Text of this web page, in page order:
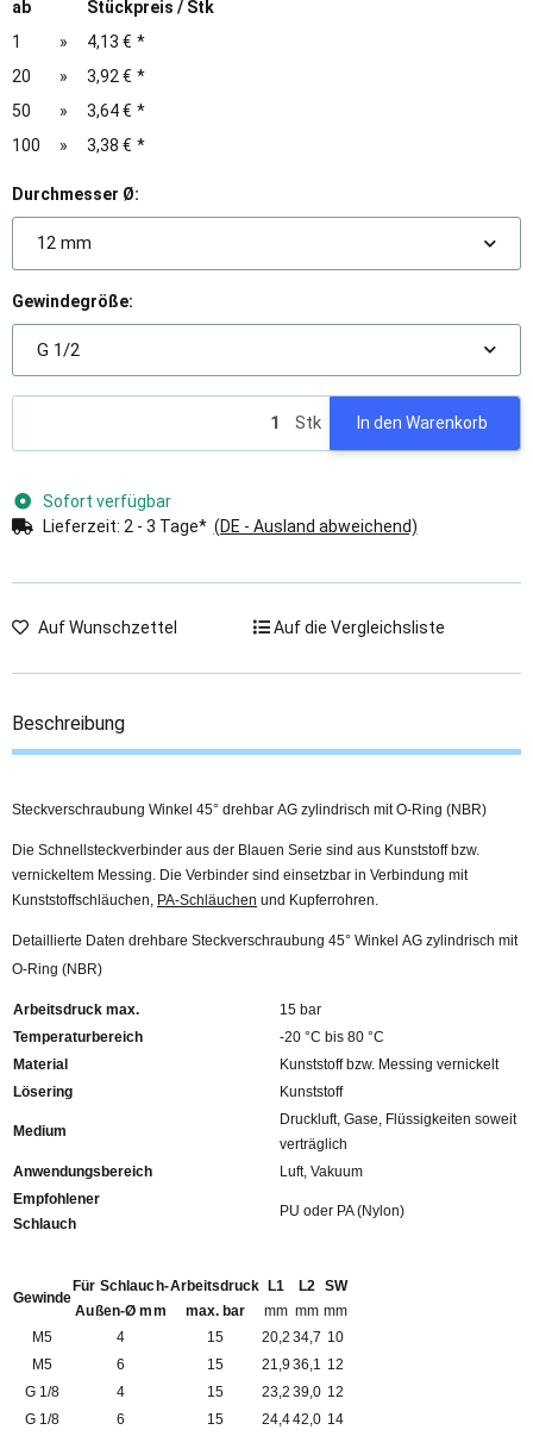
ab
Stückpreis / Stk
1
» 4,13 € *
20
» 3,92 € *
50
» 3,64 € *
100
» 3,38 € *
Durchmesser Ø:
12 mm
Gewindegröße:
G 1/2
Stk In den Warenkorb
Sofort verfügbar
Lieferzeit: 2 - 3 Tage* (DE - Ausland abweichend)
Auf Wunschzettel Auf die Vergleichsliste
Beschreibung
Steckverschraubung Winkel 45° drehbar AG zylindrisch mit O-Ring (NBR)
Die Schnellsteckverbinder aus der Blauen Serie sind aus Kunststoff bzw.
vernickeltem Messing. Die Verbinder sind einsetzbar in Verbindung mit
Kunststoffschläuchen, PA-Schläuchen und Kupferrohren.
Detaillierte Daten drehbare Steckverschraubung 45° Winkel AG zylindrisch mit
O-Ring (NBR)
Arbeitsdruck max.
15 bar
Temperaturbereich
-20 °C bis 80 °C
Material
Kunststoff bzw. Messing vernickelt
Lösering
Kunststoff
Medium
Druckluft, Gase, Flüssigkeiten soweit
verträglich
Anwendungsbereich
Luft, Vakuum
Empfohlener
Schlauch
PU oder PA (Nylon)
Gewinde
Für Schlauch-
Außen-Ø mm
Arbeitsdruck
max. bar
L1
mm
L2
mm
SW
mm
M5
4 15 20,2 34,7 10
M5
6 15 21,9 36,1 12
G 1/8
4 15 23,2 39,0 12
G 1/8
6 15 24,442,0 14